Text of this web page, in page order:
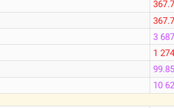
3
1
99.85
10